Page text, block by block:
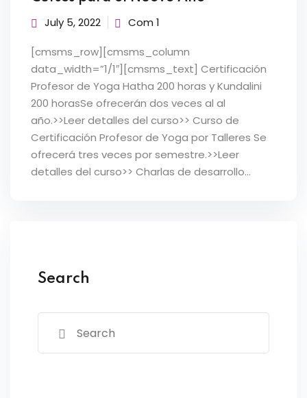
July 5, 2022 Com 1
[cmsms_row][cmsms_column
data_width=”1/1″][cmsms_text] Certificación
Profesor de Yoga Hatha 200 horas y Kundalini
200 horasSe ofrecerán dos veces al al
año.>>Leer detalles del curso>> Curso de
Certificación Profesor de Yoga por Talleres Se
ofrecerá tres veces por semestre.>>Leer
detalles del curso>> Charlas de desarrollo...
Search